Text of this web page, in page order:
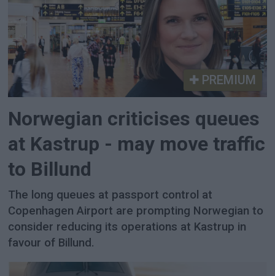
PREMIUM
Norwegian criticises queues
at Kastrup - may move traffic
to Billund
The long queues at passport control at
Copenhagen Airport are prompting Norwegian to
consider reducing its operations at Kastrup in
favour of Billund.